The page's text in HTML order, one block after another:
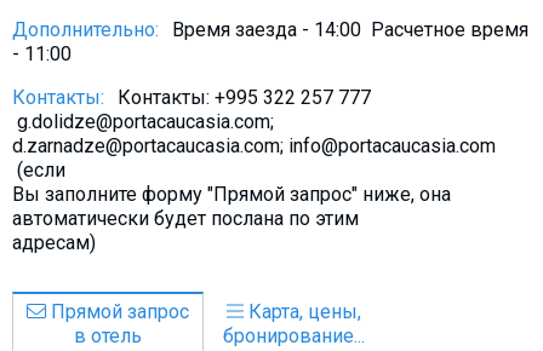
Дополнительно:
Время заезда - 14:00 Расчетное время
- 11:00
Контакты:
Контакты: +995 322 257 777
g.dolidze@portacaucasia.com;
d.zarnadze@portacaucasia.com; info@portacaucasia.com
(если
Вы заполните форму "Прямой запрос" ниже, она
автоматически будет послана по этим
адресам)
Прямой запрос
в отель
Карта, цены,
бронирование...